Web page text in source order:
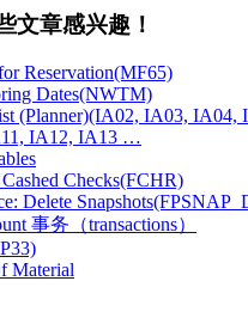
文章感兴趣！
Reservation(MF65)
Dates(NWTM)
(Planner)(IA02, IA03, IA04,
IA12, IA13 …
Checks(FCHR)
Delete
事务（transactions）
Material